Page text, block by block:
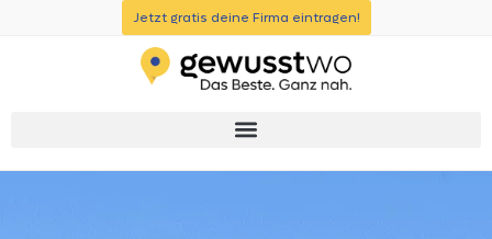
Jetzt gratis deine Firma eintragen!